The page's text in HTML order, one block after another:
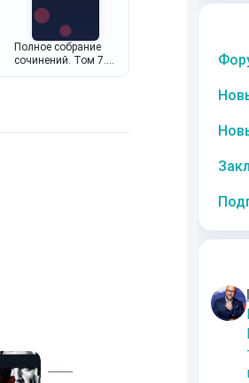
Полное собрание
сочинений. Том 7.